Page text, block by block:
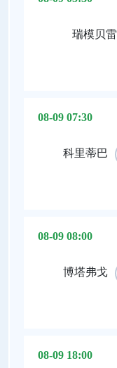
瑞模贝雷
08-09 07:30
科里蒂巴
08-09 08:00
博塔弗戈
08-09 18:00